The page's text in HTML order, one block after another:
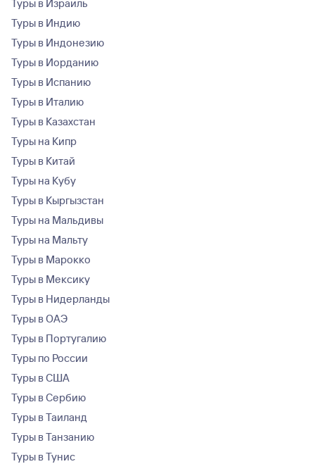
Туры в Израиль
Туры в Индию
Туры в Индонезию
Туры в Иорданию
Туры в Испанию
Туры в Италию
Туры в Казахстан
Туры на Кипр
Туры в Китай
Туры на Кубу
Туры в Кыргызстан
Туры на Мальдивы
Туры на Мальту
Туры в Марокко
Туры в Мексику
Туры в Нидерланды
Туры в ОАЭ
Туры в Португалию
Туры по России
Туры в США
Туры в Сербию
Туры в Таиланд
Туры в Танзанию
Туры в Тунис